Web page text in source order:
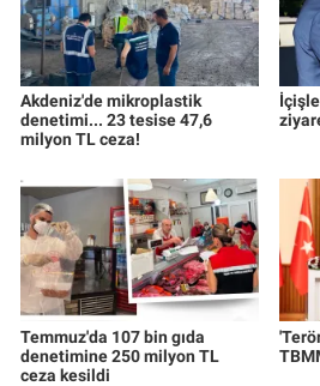
Akdeniz'de mikroplastik
denetimi... 23 tesise 47,6
milyon TL ceza!
Temmuz'da 107 bin gıda
denetimine 250 milyon TL
ceza kesildi